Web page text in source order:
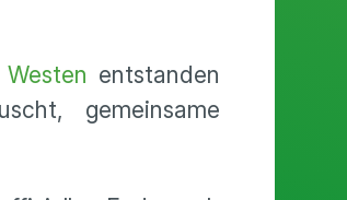
entstanden
gemeinsame